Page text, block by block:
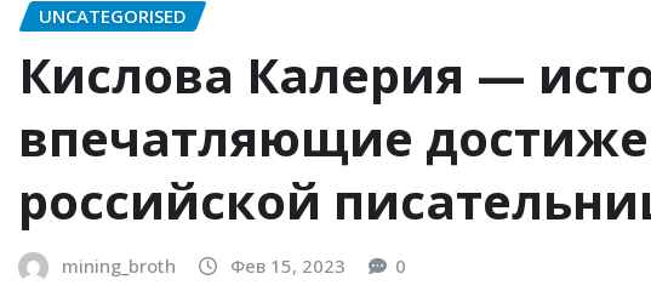
UNCATEGORISED
Кислова Калерия —
впечатляющие
российской
mining_broth Фев 15, 2023 0